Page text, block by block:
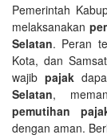
Pemerintah
melaksanakan
Selatan. Peran
Kota, dan
wajib pajak
Selatan,
pemutihan
dengan aman.